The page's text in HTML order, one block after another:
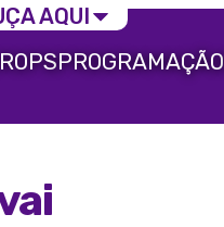
PROGRAMAÇÃO
AQUI